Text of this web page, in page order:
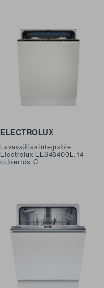
ELECTROLUX
Lavavajillas integrable
Electrolux EES48400L, 14
cubiertos, C